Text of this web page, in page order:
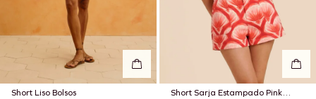
Short Liso Bolsos
Short Sarja Estampado Pink